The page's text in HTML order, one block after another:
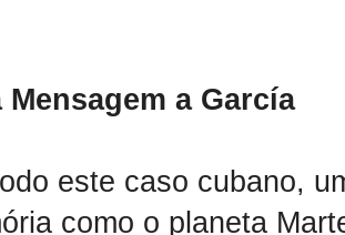
Mensagem a García
este caso cubano,
como o planeta